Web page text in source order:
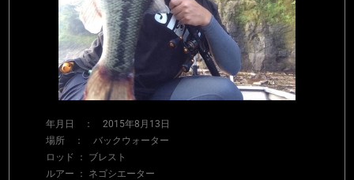
年月日 ： 2015年8月13日
場所 ： バックウォーター
ロッド ： ブレスト
ルアー ： ネゴシエーター